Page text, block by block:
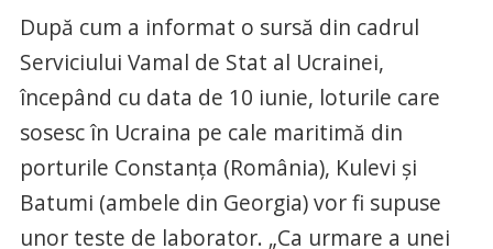
După cum a informat o sursă din cadrul
Serviciului Vamal de Stat al Ucrainei,
începând cu data de 10 iunie, loturile care
sosesc în Ucraina pe cale maritimă din
porturile Constanța (România), Kulevi și
Batumi (ambele din Georgia) vor fi supuse
unor teste de laborator. „Ca urmare a unei